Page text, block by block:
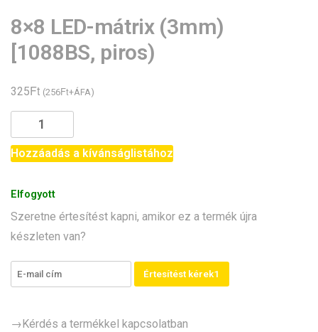
8×8 LED-mátrix (3mm)
[1088BS, piros)
325Ft (256Ft+ÁFA)
LED-
mátrix
[1088BS,
piros)
mennyiség
Hozzáadás a kívánságlistához
Elfogyott
Szeretne értesítést kapni, amikor ez a termék újra
készleten van?
Értesítést kérek1
→Kérdés a termékkel kapcsolatban